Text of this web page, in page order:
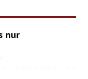
nur